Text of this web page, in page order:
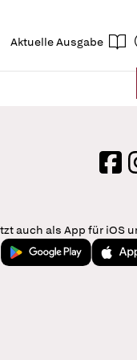
Aktuelle Ausgabe
login
auch als App für iOS
Jetzt bei Google Play
Laden